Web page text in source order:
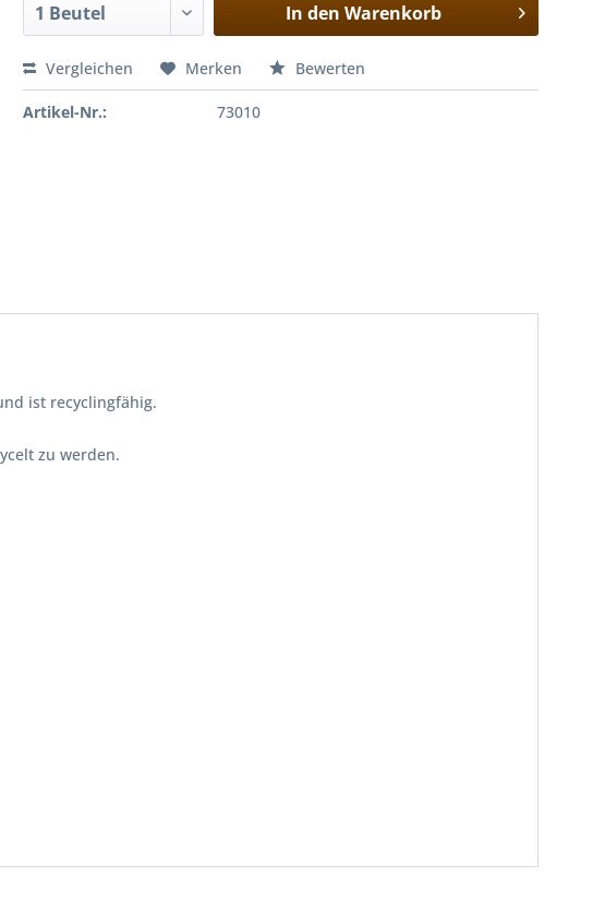
In den Warenkorb
Vergleichen Merken Bewerten
Artikel-Nr.: 73010
ist recyclingfähig.
zu werden.